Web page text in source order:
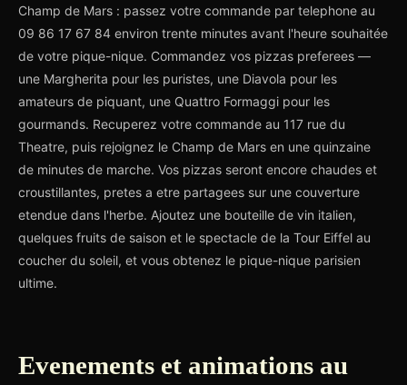
Champ de Mars : passez votre commande par telephone au
09 86 17 67 84 environ trente minutes avant l'heure souhaitée
de votre pique-nique. Commandez vos pizzas preferees —
une Margherita pour les puristes, une Diavola pour les
amateurs de piquant, une Quattro Formaggi pour les
gourmands. Recuperez votre commande au 117 rue du
Theatre, puis rejoignez le Champ de Mars en une quinzaine
de minutes de marche. Vos pizzas seront encore chaudes et
croustillantes, pretes a etre partagees sur une couverture
etendue dans l'herbe. Ajoutez une bouteille de vin italien,
quelques fruits de saison et le spectacle de la Tour Eiffel au
coucher du soleil, et vous obtenez le pique-nique parisien
ultime.
Evenements et animations au